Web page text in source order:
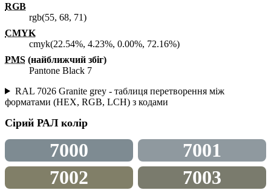
RGB
rgb(55, 68, 71)
CMYK
cmyk(22.54%, 4.23%, 0.00%, 72.16%)
PMS (найближчий збіг)
Pantone Black 7
RAL 7026 Granite grey - таблиця перетворення між
форматами (HEX, RGB, LCH) з кодами
Сірий РАЛ колір
7000
7001
7002
7003